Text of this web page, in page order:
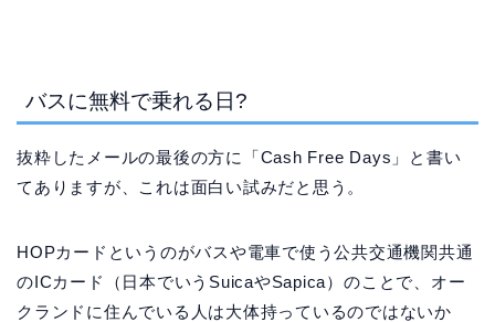
バスに無料で乗れる日?
抜粋したメールの最後の方に「Cash Free Days」と書い
てありますが、これは面白い試みだと思う。
HOPカードというのがバスや電車で使う公共交通機関共通
のICカード（日本でいうSuicaやSapica）のことで、オー
クランドに住んでいる人は大体持っているのではないか